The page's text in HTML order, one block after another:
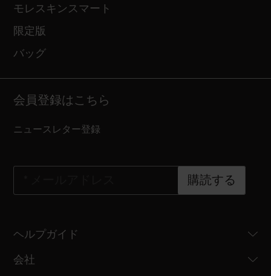
モレスキンスマート
限定版
バッグ
会員登録はこちら
ニュースレター登録
購読する
ヘルプガイド
会社